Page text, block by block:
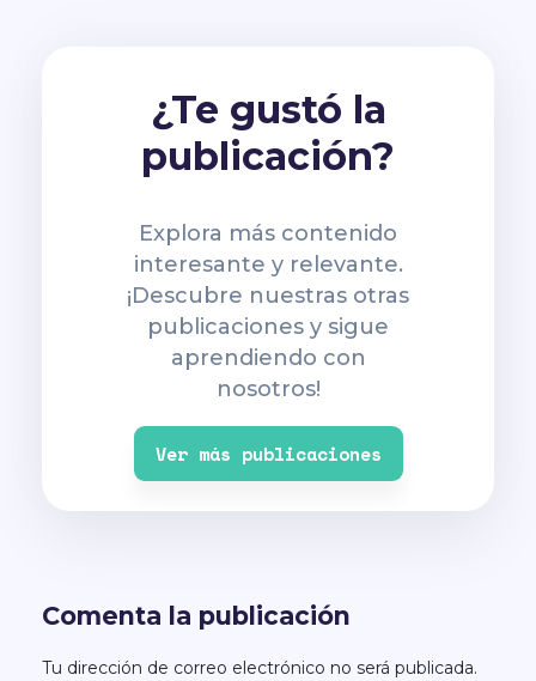
¿Te gustó la
publicación?
Explora más contenido
interesante y relevante.
¡Descubre nuestras otras
publicaciones y sigue
aprendiendo con
nosotros!
Ver más publicaciones
Comenta la publicación
Tu dirección de correo electrónico no será publicada.